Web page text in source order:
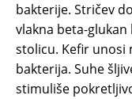
bakterije. Stričev
vlakna beta-
stolicu. Kefir unosi
bakterija. Suhe
stimuliše